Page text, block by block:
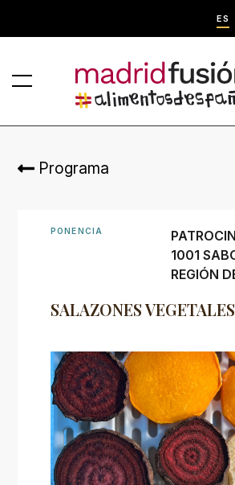
ES
Programa
PONENCIA
SALAZONES VEGETALES
1001
REGIÓN